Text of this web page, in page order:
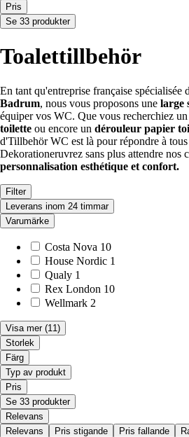
Pris
Se 33 produkter
Toalettillbehör
En tant qu'entreprise française spécialisée
Badrum, nous vous proposons une large
équiper vos WC. Que vous recherchiez un
toilette ou encore un dérouleur papier
d'Tillbehör WC est là pour répondre à tous
Dekorationeruvrez sans plus attendre nos
personnalisation esthétique et confort.
Filter
Leverans inom 24 timmar
Varumärke
Costa Nova 10
House Nordic 1
Qualy 1
Rex London 10
Wellmark 2
Visa mer (11)
Storlek
Färg
Typ av produkt
Pris
Se 33 produkter
Relevans
Relevans
Pris stigande Pris fallande